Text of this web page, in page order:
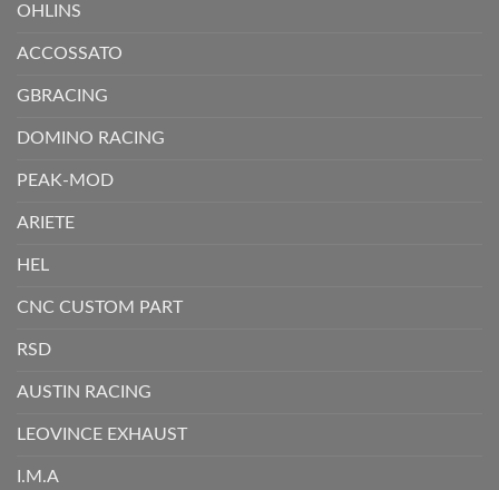
OHLINS
ACCOSSATO
GBRACING
DOMINO RACING
PEAK-MOD
ARIETE
HEL
CNC CUSTOM PART
RSD
AUSTIN RACING
LEOVINCE EXHAUST
I.M.A